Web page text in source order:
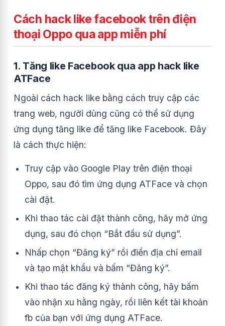
Cách hack like facebook trên điện
thoại Oppo qua app miễn phí
1. Tăng like Facebook qua app hack like
ATFace
Ngoài cách hack like bằng cách truy cập các
trang web, người dùng cũng có thể sử dụng
ứng dụng tăng like để tăng like Facebook. Đây
là cách thực hiện:
Truy cập vào Google Play trên điện thoại
Oppo, sau đó tìm ứng dụng ATFace và chọn
cài đặt.
Khi thao tác cài đặt thành công, hãy mở ứng
dụng, sau đó chọn “Bắt đầu sử dụng”.
Nhấp chọn “Đăng ký” rồi điền địa chỉ email
và tạo mật khẩu và bấm “Đăng ký”.
Khi thao tác đăng ký thành công, hãy bấm
vào nhận xu hằng ngày, rồi liên kết tài khoản
fb của bạn với ứng dụng ATFace.